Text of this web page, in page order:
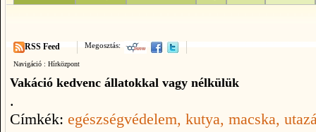
Megosztás:
RSS Feed
Navigáció : Hírközpont
Vakáció kedvenc állatokkal vagy nélkülük
.
Címkék: egészségvédelem, kutya, macska,